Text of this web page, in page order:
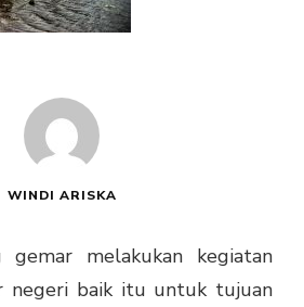
WINDI ARISKA
gemar melakukan kegiatan
negeri baik itu untuk tujuan